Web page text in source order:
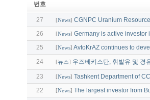
번호
27 [News] CGNPC Uranium
26
[News] Germany is active investor
25
[News] AvtoKrAZ continues to
24
[뉴스] 우즈베키스탄, 휘발유 및 경
23 [News] Tashkent Department of
22
[News] The largest investor from